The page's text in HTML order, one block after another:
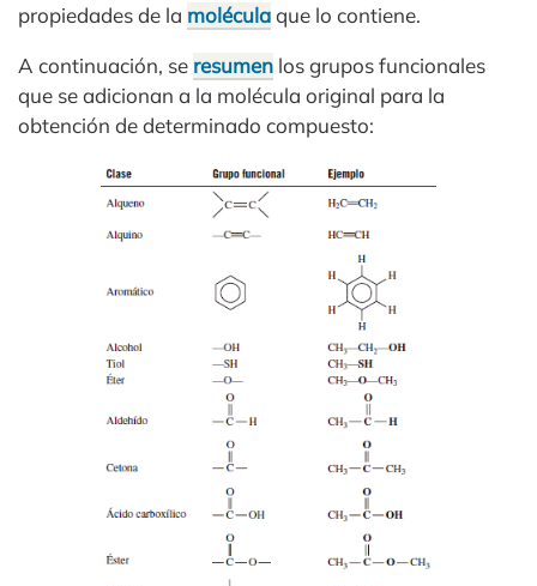
propiedades de la moléculaque lo contiene.
A continuación, se resumen los grupos funcionales
que se adicionan a la molécula original para la
obtención de determinado compuesto: